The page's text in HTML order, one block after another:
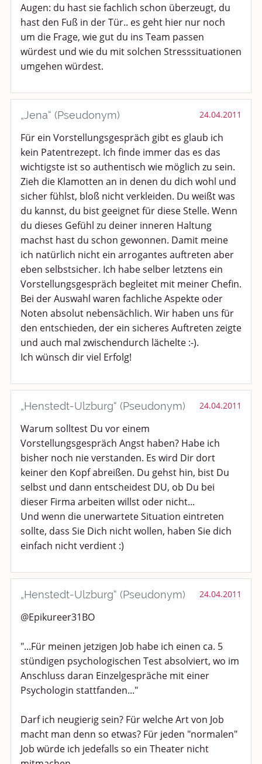
Augen: du hast sie fachlich schon überzeugt, du
hast den Fuß in der Tür.. es geht hier nur noch
um die Frage, wie gut du ins Team passen
würdest und wie du mit solchen Stresssituationen
umgehen würdest.
„Jena“ (Pseudonym) 24.04.2011
Für ein Vorstellungsgespräch gibt es glaub ich
kein Patentrezept. Ich finde immer das es das
wichtigste ist so authentisch wie möglich zu sein.
Zieh die Klamotten an in denen du dich wohl und
sicher fühlst, bloß nicht verkleiden. Du weißt was
du kannst, du bist geeignet für diese Stelle. Wenn
du dieses Gefühl zu deiner inneren Haltung
machst hast du schon gewonnen. Damit meine
ich natürlich nicht ein arrogantes auftreten aber
eben selbstsicher. Ich habe selber letztens ein
Vorstellungsgespräch begleitet mit meiner Chefin.
Bei der Auswahl waren fachliche Aspekte oder
Noten absolut nebensächlich. Wir haben uns für
den entschieden, der ein sicheres Auftreten zeigte
und auch mal zwischendurch lächelte :-).
Ich wünsch dir viel Erfolg!
„Henstedt-Ulzburg“ (Pseudonym) 24.04.2011
Warum solltest Du vor einem
Vorstellungsgespräch Angst haben? Habe ich
bisher noch nie verstanden. Es wird Dir dort
keiner den Kopf abreißen. Du gehst hin, bist Du
selbst und dann entscheidest DU, ob Du bei
dieser Firma arbeiten willst oder nicht...
Und wenn die unerwartete Situation eintreten
sollte, dass Sie Dich nicht wollen, haben Sie dich
einfach nicht verdient :)
„Henstedt-Ulzburg“ (Pseudonym) 24.04.2011
@Epikureer31BO
"...Für meinen jetzigen Job habe ich einen ca. 5
stündigen psychologischen Test absolviert, wo im
Anschluss daran Einzelgespräche mit einer
Psychologin stattfanden..."
Darf ich neugierig sein? Für welche Art von Job
macht man denn so etwas? Für jeden "normalen"
Job würde ich jedefalls so ein Theater nicht